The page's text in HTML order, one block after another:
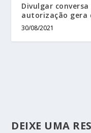
Divulgar
autorização gera
30/08/2021
DEIXE UMA